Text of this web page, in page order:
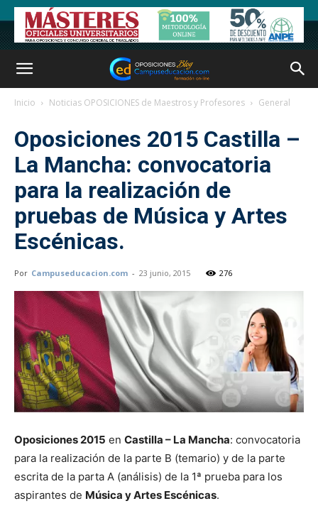
Inicio Noticias OPOSICIONES de Maestros y Profesores General
Oposiciones 2015 Castilla –
La Mancha: convocatoria
para la realización de
pruebas de Música y Artes
Escénicas.
Por Campuseducacion.com - 23 junio, 2015 276
Oposiciones 2015 en Castilla – La Mancha: convocatoria
para la realización de la parte B (temario) y de la parte
escrita de la parta A (análisis) de la 1ª prueba para los
aspirantes de Música y Artes Escénicas.